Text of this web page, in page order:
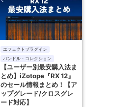
エフェクトプラグイン
バンドル・コレクション
【ユーザー別最安購入法ま
とめ】iZotope『RX 12』
のセール情報まとめ！【ア
ップグレード/クロスグレ
ード対応】